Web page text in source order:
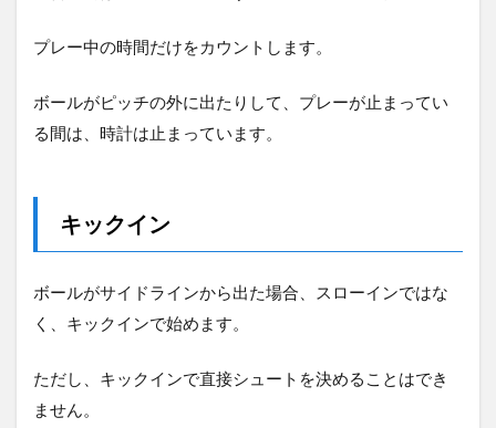
プレー中の時間だけをカウントします。
ボールがピッチの外に出たりして、プレーが止まってい
る間は、時計は止まっています。
キックイン
ボールがサイドラインから出た場合、スローインではな
く、キックインで始めます。
ただし、キックインで直接シュートを決めることはでき
ません。